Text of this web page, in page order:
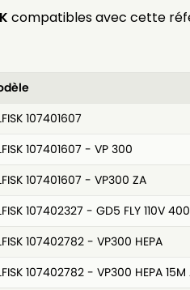
compatibles avec cette
107401607
107401607 - VP 300
107401607 - VP300 ZA
107402327 - GD5 FLY 110V
107402782 - VP300 HEPA
107402782 - VP300 HEPA 15M